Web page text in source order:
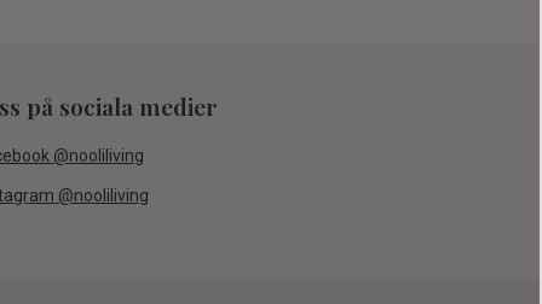
på sociala medier
@nooliliving
@nooliliving